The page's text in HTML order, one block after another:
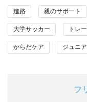
進路 親のサポート
大学サッカー トレ
からだケア ジュニ
フ